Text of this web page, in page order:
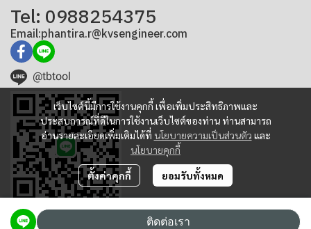
ติดต่อเรา
เว็บไซต์นี้มีการใช้งานคุกกี้ เพื่อเพิ่มประสิทธิภาพและ
ประสบการณ์ที่ดีในการใช้งานเว็บไซต์ของท่าน ท่านสามารถ
อ่านรายละเอียดเพิ่มเติมได้ที่ นโยบายความเป็นส่วนตัว และ
นโยบายคุกกี้
ตั้งค่าคุกกี้ ยอมรับทั้งหมด
Tel: 0988254375
Email:phantira.r@kvsengineer.com
@tbtool